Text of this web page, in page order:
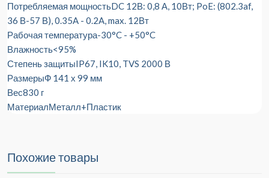
Потребляемая мощностьDC 12В: 0,8 А, 10Вт; PoE: (802.3af,
36 В-57 В), 0.35A - 0.2A, max. 12Вт
Рабочая температура-30°C - +50°C
Влажность<95%
Степень защитыIP67, IK10, TVS 2000 В
РазмерыФ 141 х 99 мм
Вес830 г
МатериалМеталл+Пластик
Похожие товары